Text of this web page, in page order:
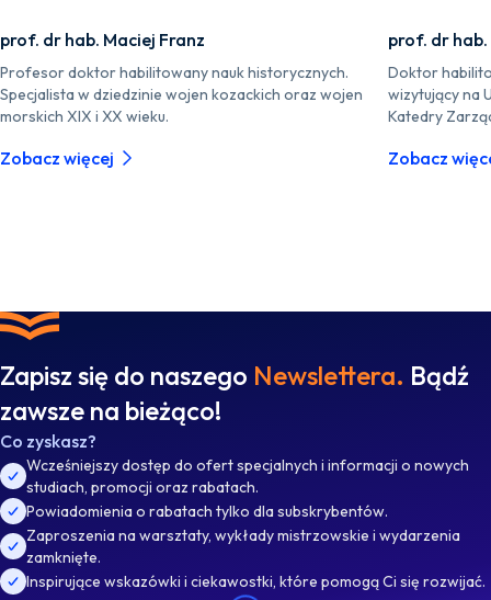
prof. dr hab. Maciej Franz
Profesor doktor habilitowany nauk historycznych.
Specjalista w dziedzinie wojen kozackich oraz wojen
morskich XIX i XX wieku.
Zobacz więcej
prof. dr
Doktor
wizytujący na
Katedry
Zobacz
Zapisz się do naszego Newslettera. Bądź
zawsze na bieżąco!
Co zyskasz?
Wcześniejszy dostęp do ofert specjalnych i informacji o nowych
studiach, promocji oraz rabatach.
Powiadomienia o rabatach tylko dla subskrybentów.
Zaproszenia na warsztaty, wykłady mistrzowskie i wydarzenia
zamknięte.
Inspirujące wskazówki i ciekawostki, które pomogą Ci się rozwijać.